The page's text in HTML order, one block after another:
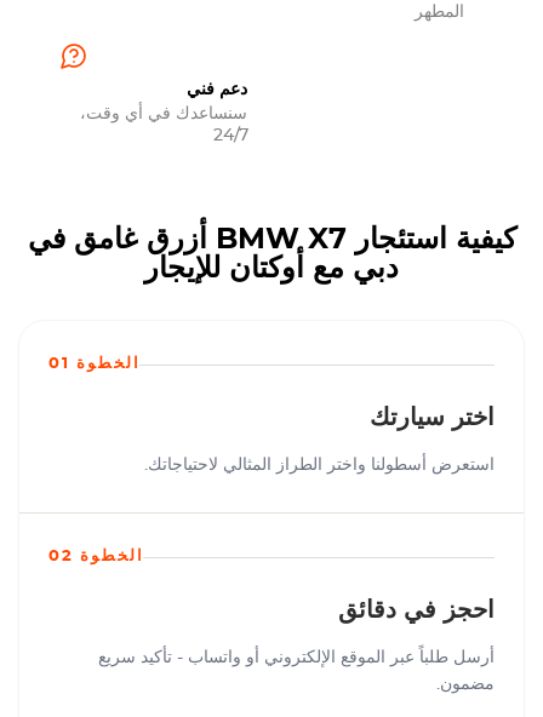
المطهر
دعم فني
سنساعدك في أي وقت،
24/7
كيفية استئجار BMW X7 أزرق غامق في
دبي مع أوكتان للإيجار
الخطوة 01
اختر سيارتك
استعرض أسطولنا واختر الطراز المثالي لاحتياجاتك.
الخطوة 02
احجز في دقائق
أرسل طلباً عبر الموقع الإلكتروني أو واتساب - تأكيد سريع
مضمون.